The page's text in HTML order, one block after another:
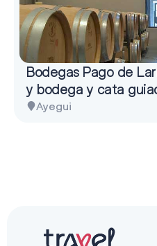
Bodegas Pago de
y bodega y cata
Ayegui